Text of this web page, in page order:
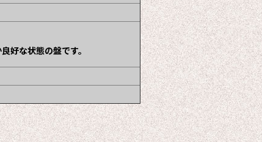
好な状態の盤です。